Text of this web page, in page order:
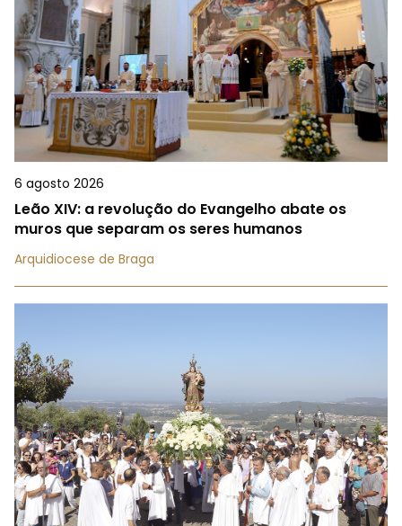
6 agosto 2026
Leão XIV: a revolução do Evangelho abate os
muros que separam os seres humanos
Arquidiocese de Braga